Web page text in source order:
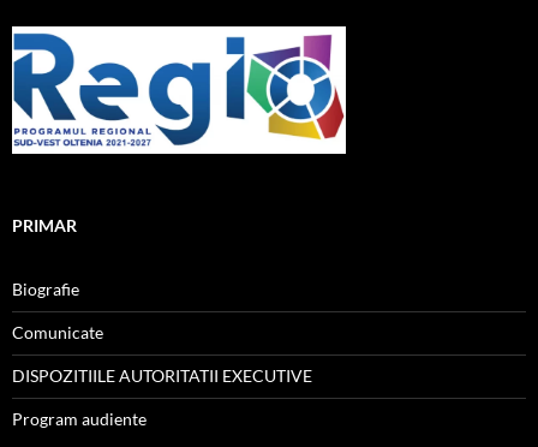
PRIMAR
Biografie
Comunicate
DISPOZITIILE AUTORITATII EXECUTIVE
Program audiente